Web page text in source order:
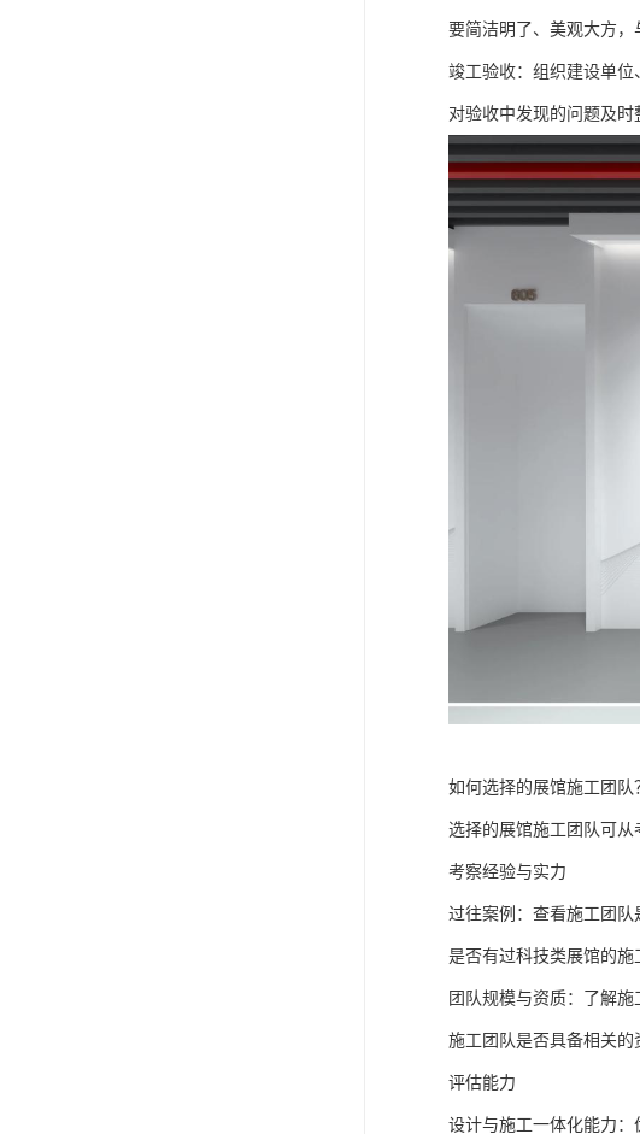
要简洁明了、美观大方，
竣工验收：组织建设单位
对验收中发现的问题及时
如何选择的展馆施工团队
选择的展馆施工团队可从
考察经验与实力
过往案例：查看施工团
是否有过科技类展馆的施
团队规模与资质：了解
施工团队是否具备相关的
评估能力
设计与施工一体化能力